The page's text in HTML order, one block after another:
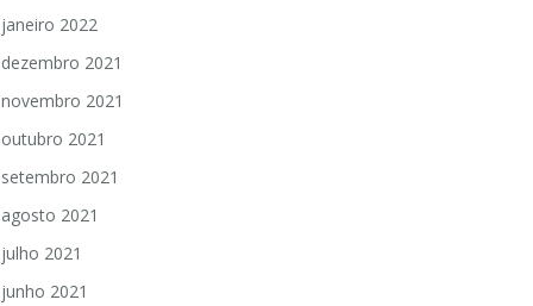
janeiro 2022
dezembro 2021
novembro 2021
outubro 2021
setembro 2021
agosto 2021
julho 2021
junho 2021